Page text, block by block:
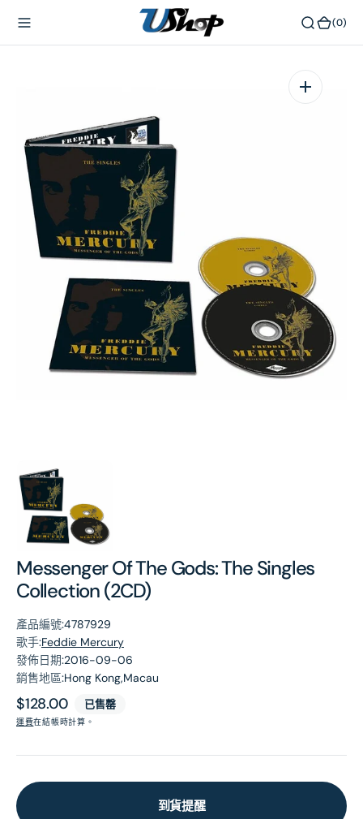
(0)
Messenger Of The Gods: The Singles
Collection (2CD)
產品編號:4787929
歌手:Feddie Mercury
發佈日期:2016-09-06
銷售地區:Hong Kong,Macau
原
價
$128.00 已售罄
運費在結帳時計算。
到貨提醒
相
簿
中
開
第